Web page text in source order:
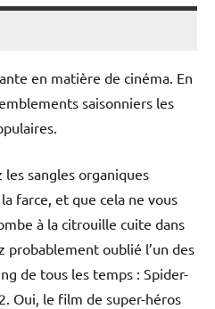
en matière de cinéma. En
saisonniers les
les sangles organiques
farce, et que cela ne vous
à la citrouille cuite dans
probablement oublié l’un des
de tous les temps : Spider-
Oui, le film de super-héros